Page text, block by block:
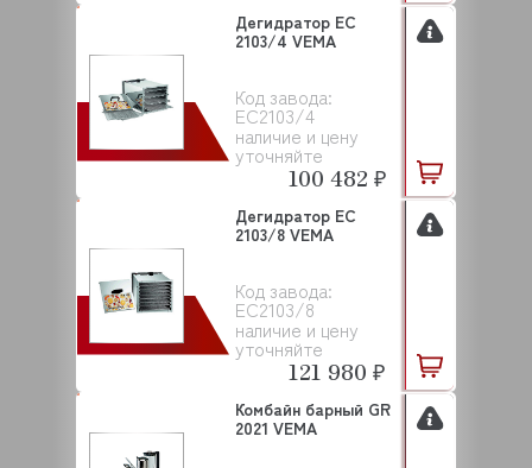
Код завода:
EC2103/4
наличие и цену
уточняйте
Дегидратор EC
2103/4 VEMA
100 482 ₽
Код завода:
EC2103/8
наличие и цену
уточняйте
Дегидратор EC
2103/8 VEMA
121 980 ₽
Комбайн барный GR
2021 VEMA